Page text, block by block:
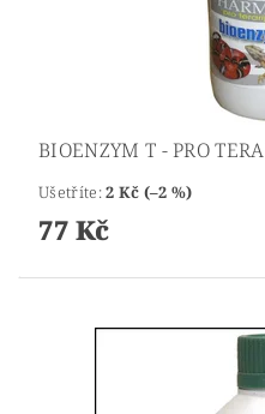
BIOENZYM T - PRO
Ušetříte:2 Kč (–2 %)
77 Kč